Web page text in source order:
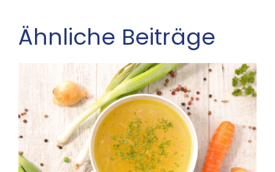
Ähnliche Beiträge